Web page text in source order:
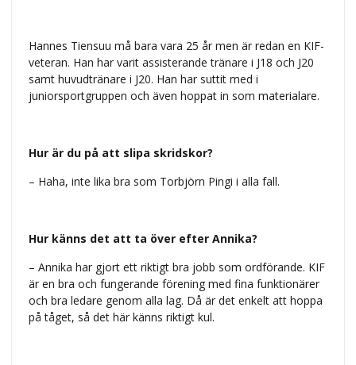
Hannes Tiensuu må bara vara 25 år men är redan en KIF-
veteran. Han har varit assisterande tränare i J18 och J20
samt huvudtränare i J20. Han har suttit med i
juniorsportgruppen och även hoppat in som materialare.
Hur är du på att slipa skridskor?
– Haha, inte lika bra som Torbjörn Pingi i alla fall.
Hur känns det att ta över efter Annika?
– Annika har gjort ett riktigt bra jobb som ordförande. KIF
är en bra och fungerande förening med fina funktionärer
och bra ledare genom alla lag. Då är det enkelt att hoppa
på tåget, så det här känns riktigt kul.